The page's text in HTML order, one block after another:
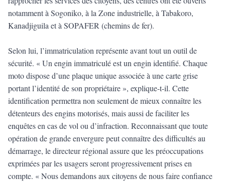
notamment à Sogoniko, à la Zone industrielle, à Tabakoro,
Kanadjiguila et à SOPAFER (chemins de fer).
Selon lui, l’immatriculation représente avant tout un outil de
sécurité. « Un engin immatriculé est un engin identifié. Chaque
moto dispose d’une plaque unique associée à une carte grise
portant l’identité de son propriétaire », explique-t-il. Cette
identification permettra non seulement de mieux connaître les
détenteurs des engins motorisés, mais aussi de faciliter les
enquêtes en cas de vol ou d’infraction. Reconnaissant que toute
opération de grande envergure peut connaître des difficultés au
démarrage, le directeur régional assure que les préoccupations
exprimées par les usagers seront progressivement prises en
compte. « Nous demandons aux citoyens de nous faire confiance